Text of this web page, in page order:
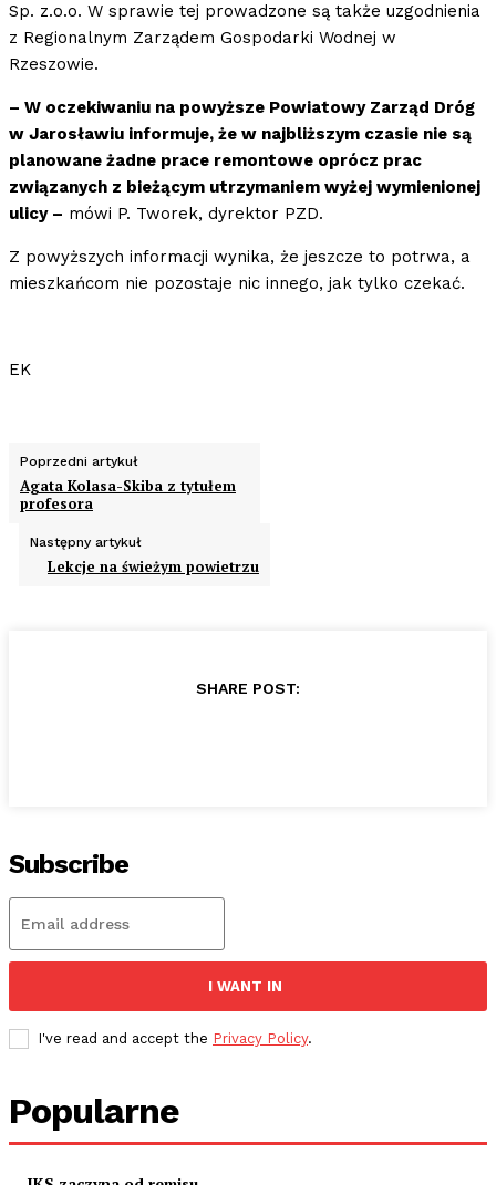
Sp. z.o.o. W sprawie tej prowadzone są także uzgodnienia
z Regionalnym Zarządem Gospodarki Wodnej w
Rzeszowie.
– W oczekiwaniu na powyższe Powiatowy Zarząd Dróg
w Jarosławiu informuje, że w najbliższym czasie nie są
planowane żadne prace remontowe oprócz prac
związanych z bieżącym utrzymaniem wyżej wymienionej
ulicy – mówi P. Tworek, dyrektor PZD.
Z powyższych informacji wynika, że jeszcze to potrwa, a
mieszkańcom nie pozostaje nic innego, jak tylko czekać.
EK
Poprzedni artykuł
Agata Kolasa-Skiba z tytułem
profesora
Następny artykuł
Lekcje na świeżym powietrzu
SHARE POST:
Subscribe
I WANT IN
I've read and accept the Privacy Policy.
Popularne